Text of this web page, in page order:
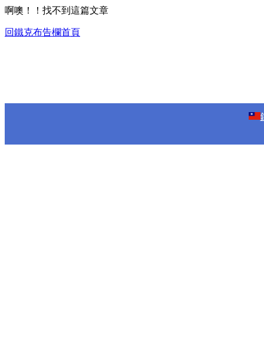
啊噢！！找不到這篇文章
回鐵克布告欄首頁